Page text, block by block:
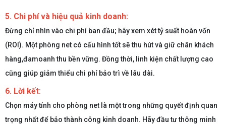
5. Chi phí và hiệu quả kinh doanh:
Đừng chỉ nhìn vào chi phí ban đầu; hãy xem xét tỷ suất hoàn vốn
(ROI). Một phòng net có cấu hình tốt sẽ thu hút và giữ chân khách
hàng,đamoanh thu bền vững. Đồng thời, linh kiện chất lượng cao
cũng giúp giảm thiểu chi phí bảo trì về lâu dài.
6. Lời kết:
Chọn máy tính cho phòng net là một trong những quyết định quan
trọng nhất để bảo thành công kinh doanh. Hãy đầu tư thông minh